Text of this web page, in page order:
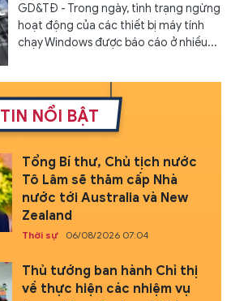
GD&TĐ - Trong ngày, tình trạng ngừng
hoạt động của các thiết bị máy tính
chạy Windows được báo cáo ở nhiều...
TIN NỔI BẬT
Tổng Bí thư, Chủ tịch nước
Tô Lâm sẽ thăm cấp Nhà
nước tới Australia và New
Zealand
Thời sự 06/08/2026 07:04
Thủ tướng ban hành Chỉ thị
về thực hiện các nhiệm vụ